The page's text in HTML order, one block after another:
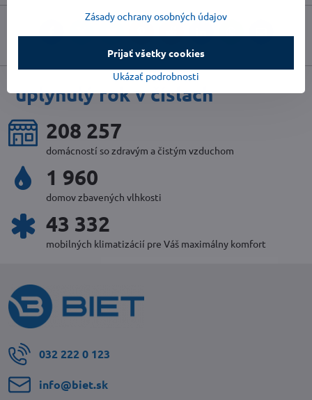
FacebookTwitterBlueskyPinterestRedditLinkedInWhatsApp
E-
uplynulý rok v číslach
225 981
domácností so zdravým a čistým vzduchom
2 128
domov zbavených vlhkosti
47 100
mobilných klimatizácií pre Váš maximálny komfort
032 222 0 123
info​@biet​.sk
Zásady ochrany osobných údajov
Ukázať podrobnosti
Prijať všetky cookies